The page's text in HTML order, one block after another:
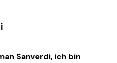
Sanverdi, ich bin